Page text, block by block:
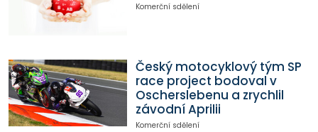
Komerční sdělení
Český motocyklový tým SP
race project bodoval v
Oscherslebenu a zrychlil
závodní Aprilii
Komerční sdělení